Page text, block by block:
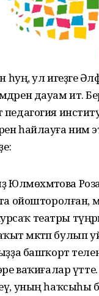
һуң, ул игеҙәге
дауам итә.
педагогия
һайлауға нимә
Юлмөхәмәтова
театры
мәктәп булып
башҡорт
ваҡиғалар
уның һаҡсыһы